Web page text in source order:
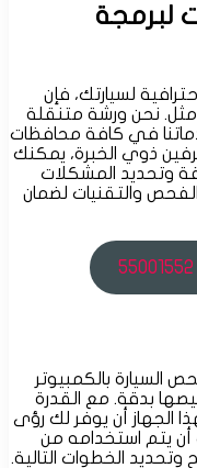
لبرمجة
لسيارتك، فإن
نحن ورشة متنقلة
في كافة محافظات
ذوي الخبرة، يمكنك
وتحديد المشكلات
والتقنيات لضمان
السيارة بالكمبيوتر
بدقة. مع القدرة
الجهاز أن يوفر لك رؤى
يتم استخدامه من
الخطوات التالية.